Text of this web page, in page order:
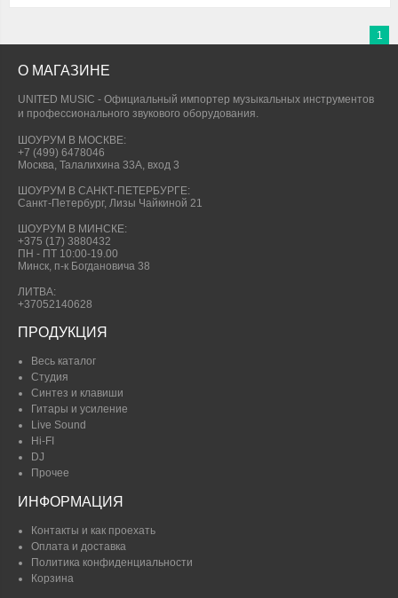
1
О МАГАЗИНЕ
UNITED MUSIC - Официальный импортер музыкальных инструментов
и профессионального звукового оборудования.
ШОУРУМ В МОСКВЕ:
+7 (499) 6478046
Москва, Талалихина 33А, вход 3
ШОУРУМ В САНКТ-ПЕТЕРБУРГЕ:
Санкт-Петербург, Лизы Чайкиной 21
ШОУРУМ В МИНСКЕ:
+375 (17) 3880432
ПН - ПТ 10:00-19.00
Минск, п-к Богдановича 38
ЛИТВА:
+37052140628
ПРОДУКЦИЯ
Весь каталог
Студия
Синтез и клавиши
Гитары и усиление
Live Sound
Hi-FI
DJ
Прочее
ИНФОРМАЦИЯ
Контакты и как проехать
Оплата и доставка
Политика конфиденциальности
Корзина